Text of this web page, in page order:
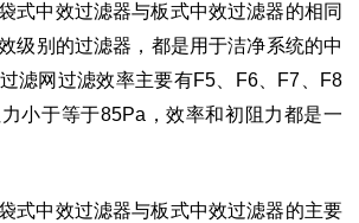
式中效过滤器与板式中效过滤器的相同
级别的过滤器，都是用于洁净系统的中
滤网过滤效率主要有F5、F6、F7、F8
小于等于85Pa，效率和初阻力都是一
式中效过滤器与板式中效过滤器的主要